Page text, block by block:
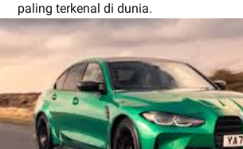
paling terkenal di dunia.